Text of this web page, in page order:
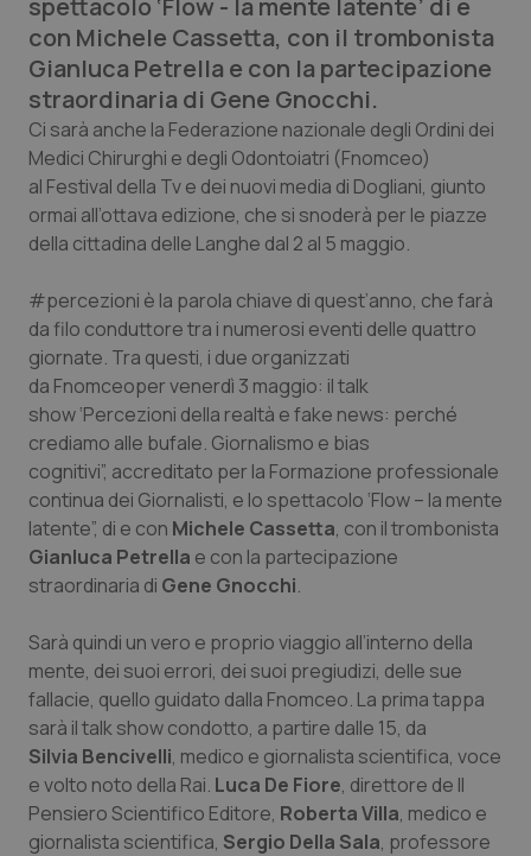
Edizioni Regionali
QS Pro
Professionisti Sanitari.AI
Abruzzo
Calabria
Campania
Emilia-Romagna
Friuli Venezia Giulia
Lazio
Liguria
Lombardia
Marche
Molise
QS Pro Gold
Asma & BPCO
Car-T
Colesterolo & coronaropatie
Dermatite Atopica
Diabete & glucometri
Disturbi dell’umore
Dolore
Donna & Salute
Epatiti
spettacolo ‘Flow - la mente latente’ di e
con Michele Cassetta, con il trombonista
Gianluca Petrella e con la partecipazione
straordinaria di Gene Gnocchi.
Ci sarà anche la Federazione nazionale degli Ordini dei
Medici Chirurghi e degli Odontoiatri (Fnomceo)
al Festival della Tv e dei nuovi media di Dogliani, giunto
ormai all’ottava edizione, che si snoderà per le piazze
della cittadina delle Langhe dal 2 al 5 maggio.
#percezioni è la parola chiave di quest’anno, che farà
da filo conduttore tra i numerosi eventi delle quattro
giornate. Tra questi, i due organizzati
da Fnomceoper venerdì 3 maggio: il talk
show ‘Percezioni della realtà e fake news: perché
crediamo alle bufale. Giornalismo e bias
cognitivi”, accreditato per la Formazione professionale
continua dei Giornalisti, e lo spettacolo ‘Flow – la mente
latente”, di e con Michele Cassetta, con il trombonista
Gianluca Petrella e con la partecipazione
straordinaria di Gene Gnocchi.
Sarà quindi un vero e proprio viaggio all’interno della
mente, dei suoi errori, dei suoi pregiudizi, delle sue
fallacie, quello guidato dalla Fnomceo. La prima tappa
sarà il talk show condotto, a partire dalle 15, da
Silvia Bencivelli, medico e giornalista scientifica, voce
e volto noto della Rai. Luca De Fiore, direttore de Il
Pensiero Scientifico Editore, Roberta Villa, medico e
giornalista scientifica, Sergio Della Sala, professore